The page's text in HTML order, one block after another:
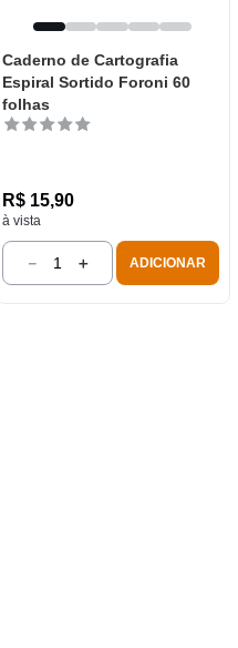
Caderno de Cartografia
Espiral Sortido Foroni 60
folhas
R$ 15,90
à vista
＋
－ ADICIONAR